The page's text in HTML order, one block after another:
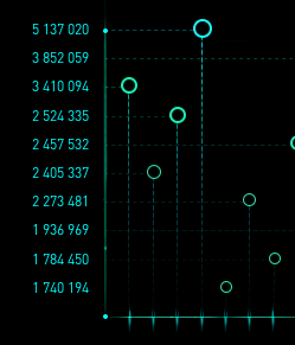
1 936 969
3 852 059
2 457 532
1 784 450
2 273 481
1 740 194
5 137 020
2 524 335
2 405 337
3 410 094